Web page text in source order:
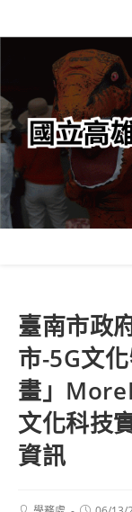
轉
要
內
容
臺南市政
市-5G文
畫」
文化科技
資訊